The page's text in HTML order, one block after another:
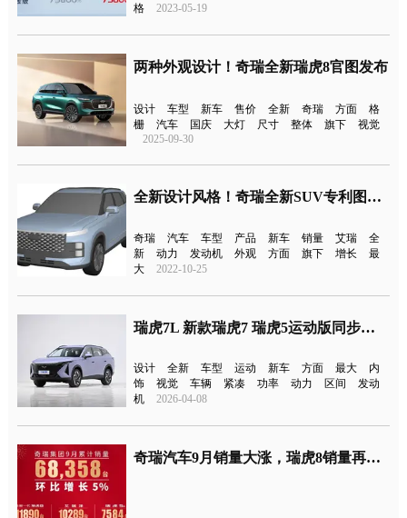
格
2023-05-19
两种外观设计！奇瑞全新瑞虎8官图发布
设计 车型 新车 售价 全新 奇瑞 方面
格
栅
汽车 国庆 大灯 尺寸 整体 旗下
视觉
2025-09-30
全新设计风格！奇瑞全新SUV专利图曝光
奇瑞 汽车 车型 产品 新车 销量 艾瑞
全
新
动力 发动机 外观 方面 旗下 增长
最
大
2022-10-25
瑞虎7L 新款瑞虎7 瑞虎5运动版同步上市
设计 全新 车型 运动 新车 方面 最大
内
饰
视觉 车辆 紧凑 功率 动力 区间
发动
机
2026-04-08
奇瑞汽车9月销量大涨，瑞虎8销量再次破万，同比增长65%